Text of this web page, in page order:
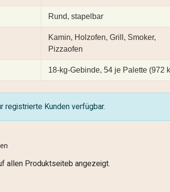
Rund, stapelbar
Kamin, Holzofen, Grill, Smoker,
Pizzaofen
18-kg-Gebinde, 54 je Palette (972
registrierte Kunden verfügbar.
allen Produktseiteb angezeigt.